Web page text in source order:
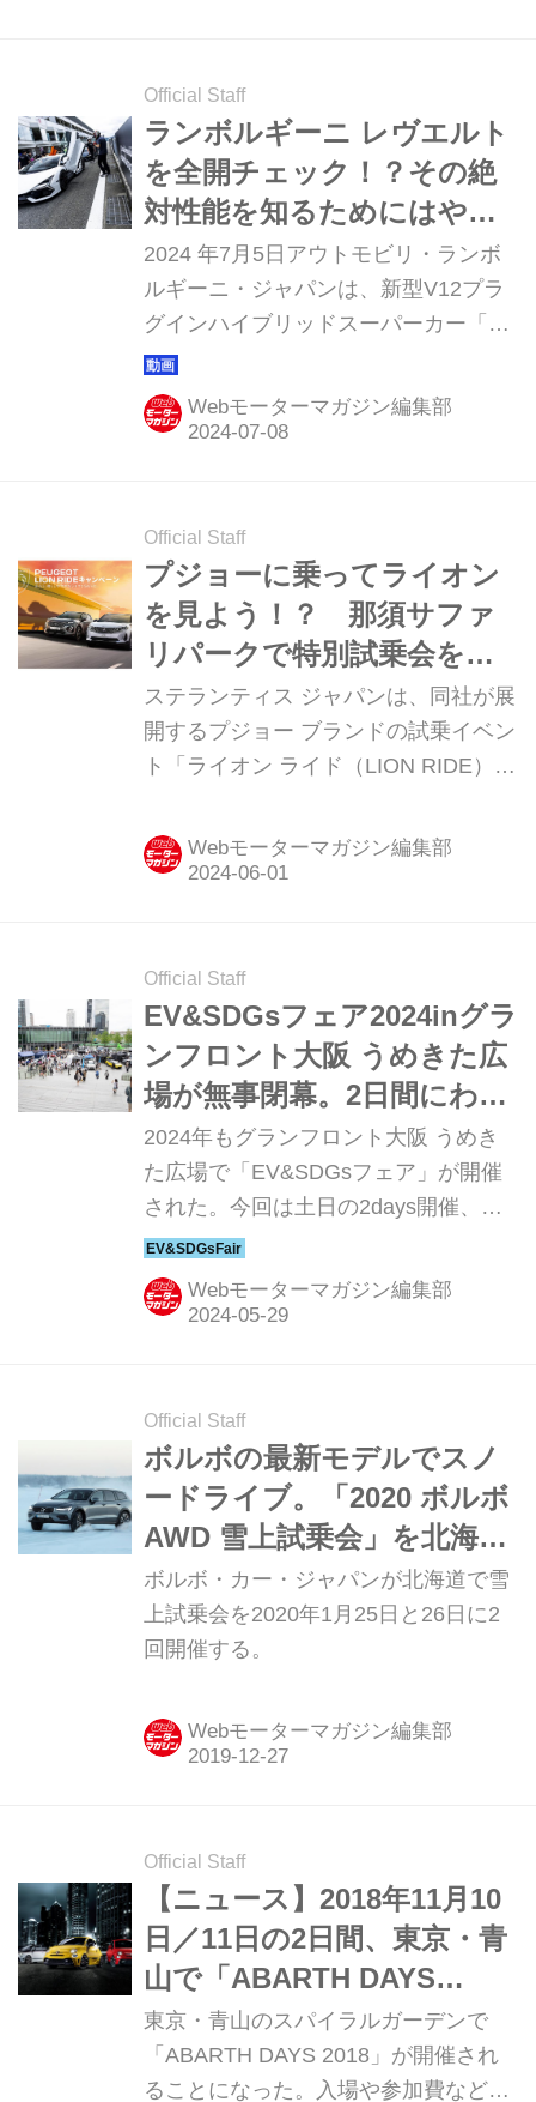
の電気自動車だ。広く快適な室内空間
や多彩なシートアレンジ、⻑距離航続
性能などが特徴のスモールEVとして、
従来のスモールカーの枠を超え、新し
い価値を提案する1台としている。
2025年4月10日より発売を開始し、デ
リバリーは同年5月ごろからを予定し
ている。同年3⽉26⽇付けで、国⼟交
通省より型式...
Official Staff
ランボルギーニ レヴエルト
を全開チェック！？その絶
対性能を知るためにはやっ
ぱり、富士スピードウェイ
を「攻める」しかないでし
ょ【全開動画（公式版）あ
り】
2024 年7月5日アウトモビリ・ランボ
ルギーニ・ジャパンは、新型V12プラ
グインハイブリッドスーパーカー「レ
ヴエルト」の試乗会を、富士スピード
ウェイで開催したことを明らかにしま
した。アジアでは初となる
Speedway」です。限界性能を極めた
その走りは、果たしてどんな「世界」
を体験させてくれるのでしょうか。 こ
のクルマの「本性」を知ることができ
るのは、やはりサーキット デザインは
もとよりエアロダイナミクス、アーキ
テクチャ、シャシワークに至るまで、
レヴエルトは「かつ...
Webモーターマガジン編集部
Official Staff
プジョーに乗ってライオン
を見よう！？ 那須サファ
リパークで特別試乗会を実
施
ステランティス ジャパンは、同社が展
開するプジョー ブランドの試乗イベン
ト「ライオン ライド（LION RIDE）特
2024年6月8日（土）～9日（日）に実
施する。
Webモーターマガジン編集部
Official Staff
EV&SDGsフェア2024inグラ
ンフロント大阪 うめきた広
場が無事閉幕。2日間にわた
り多くの人がEVと暮らす未
来を見た。
2024年もグランフロント大阪 うめき
た広場で「EV&SDGsフェア」が開催
された。今回は土日の2days開催、さ
らに試乗会も実施するなど、時勢に合
わせてパワーアップを続けている。国
内外の最新電気自動車が一堂に集結し
届けしよう。
Webモーターマガジン編集部
Official Staff
ボルボの最新モデルでスノ
ードライブ。「2020 ボルボ
AWD 雪上試乗会」を北海道
で2020年1月に開催
ボルボ・カー・ジャパンが北海道で雪
上試乗会を2020年1月25日と26日に2
回開催する。
Webモーターマガジン編集部
Official Staff
【ニュース】2018年11月10
日／11日の2日間、東京・青
山で「ABARTH DAYS
2018」開催決定
東京・青山のスパイラルガーデンで
「ABARTH DAYS 2018」が開催され
ることになった。入場や参加費などは